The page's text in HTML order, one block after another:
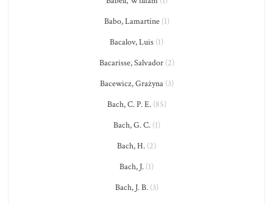
Babo, Lamartine(1)
Bacalov, Luis (1)
Bacarisse, Salvador(2)
Bacewicz, Grażyna(3)
Bach, C. P. E.(85)
Bach, G. C.(1)
Bach, H. (2)
Bach, J. (1)
Bach, J. B.(3)